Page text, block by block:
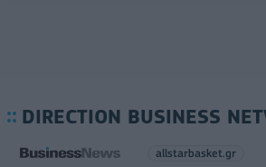
DIRECTION BUSINESS
allstarbasket.gr